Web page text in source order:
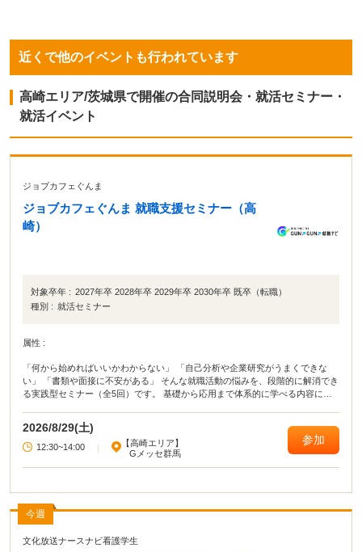
近くで他のイベントも行われています
高崎エリア/茨城県で開催の合同説明会・就活セミナー・
就活イベント
ジョブカフェぐんま
ジョブカフェぐんま 就職支援セミナー（高
崎）
対象卒年 : 2027年卒 2028年卒 2029年卒 2030年卒 既卒（転職）
種別 : 就活セミナー
属性 :
「何から始めればいいかわからない」 「自己分析や企業研究がうまくできな
い」 「書類や面接に不安がある」 そんな就職活動の悩みを、段階的に解消でき
る実践型セミナー（全5回）です。 基礎から応用まで体系的に学べる内容に加
の方も、転職を考えている方も、それぞれに合った進め方をサポートします。
2026/8/29(土)
12:30~14:00 |
【高崎エリア】
Gメッセ群馬
参加
今週
文化放送ナースナビ看護学生